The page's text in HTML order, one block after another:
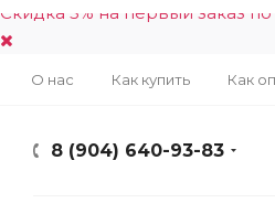
Скидка 5% на первый заказ
О нас Как купить Как
8 (904) 640-93-83